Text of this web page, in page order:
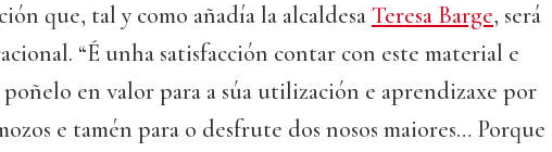
que, tal y como añadía la alcaldesaTeresa Barge, será
“É unha satisfacción contar con este material e
poñelo en valor para a súa utilización e aprendizaxe por
e tamén para o desfrute dos nosos maiores… Porque